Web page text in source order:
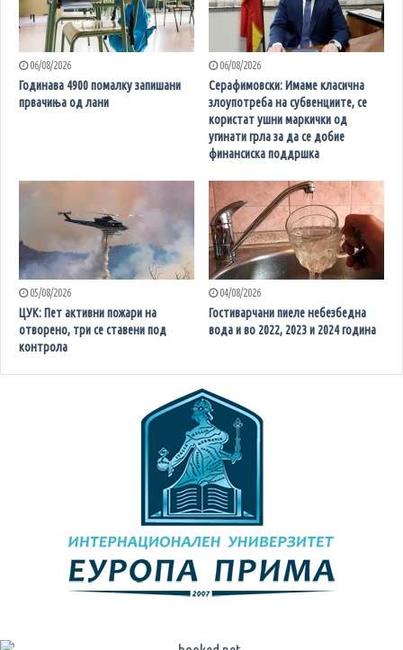
06/08/2026
Годинава 4900 помалку запишани
првачиња од лани
06/08/2026
Серафимовски: Имаме класична
злоупотреба на субвенциите, се
користат ушни маркички од
угинати грла за да се добие
финансиска поддршка
05/08/2026
ЦУК: Пет активни пожари на
отворено, три се ставени под
контрола
04/08/2026
Гостиварчани пиеле небезбедна
вода и во 2022, 2023 и 2024 година